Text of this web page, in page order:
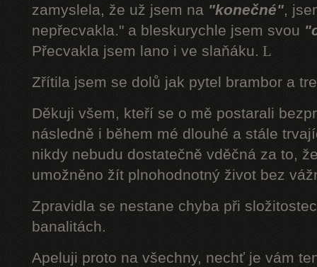
zamyslela, že už jsem na "konečné",
nepřecvakla." a bleskurychle jsem svou
Přecvakla jsem lano i ve slaňáku. L
Zřítila jsem se dolů jak pytel brambor a
Děkuji všem, kteří se o mě postarali
následně i během mé dlouhé a stále
nikdy nebudu dostatečně vděčná za to,
umožněno žít plnohodnotný život bez
Zpravidla se nestane chyba při
banalitách.
Apeluji proto na všechny, nechť je vám